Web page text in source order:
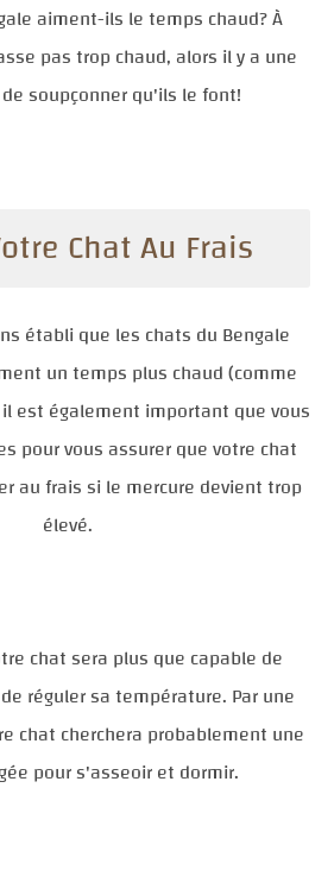
aiment-ils le temps chaud? À
pas trop chaud, alors il y a une
soupçonner qu'ils le font!
Chat Au Frais
établi que les chats du Bengale
un temps plus chaud (comme
est également important que vous
pour vous assurer que votre chat
au frais si le mercure devient trop
élevé.
chat sera plus que capable de
réguler sa température. Par une
chat cherchera probablement une
pour s'asseoir et dormir.